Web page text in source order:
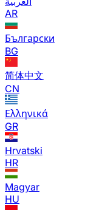
AR
Български
BG
简体中文
CN
Ελληνικά
GR
Hrvatski
HR
Magyar
HU